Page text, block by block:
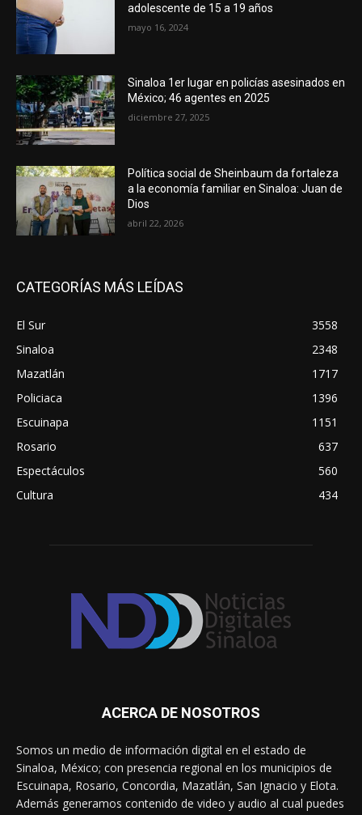
adolescente de 15 a 19 años
mayo 16, 2024
Sinaloa 1er lugar en policías asesinados en
México; 46 agentes en 2025
diciembre 27, 2025
Política social de Sheinbaum da fortaleza
a la economía familiar en Sinaloa: Juan de
Dios
abril 22, 2026
CATEGORÍAS MÁS LEÍDAS
El Sur
3558
Sinaloa
2348
Mazatlán
1717
Policiaca
1396
Escuinapa
1151
Rosario
637
Espectáculos
560
Cultura
434
ACERCA DE NOSOTROS
Somos un medio de información digital en el estado de
Sinaloa, México; con presencia regional en los municipios de
Escuinapa, Rosario, Concordia, Mazatlán, San Ignacio y Elota.
Además generamos contenido de video y audio al cual puedes